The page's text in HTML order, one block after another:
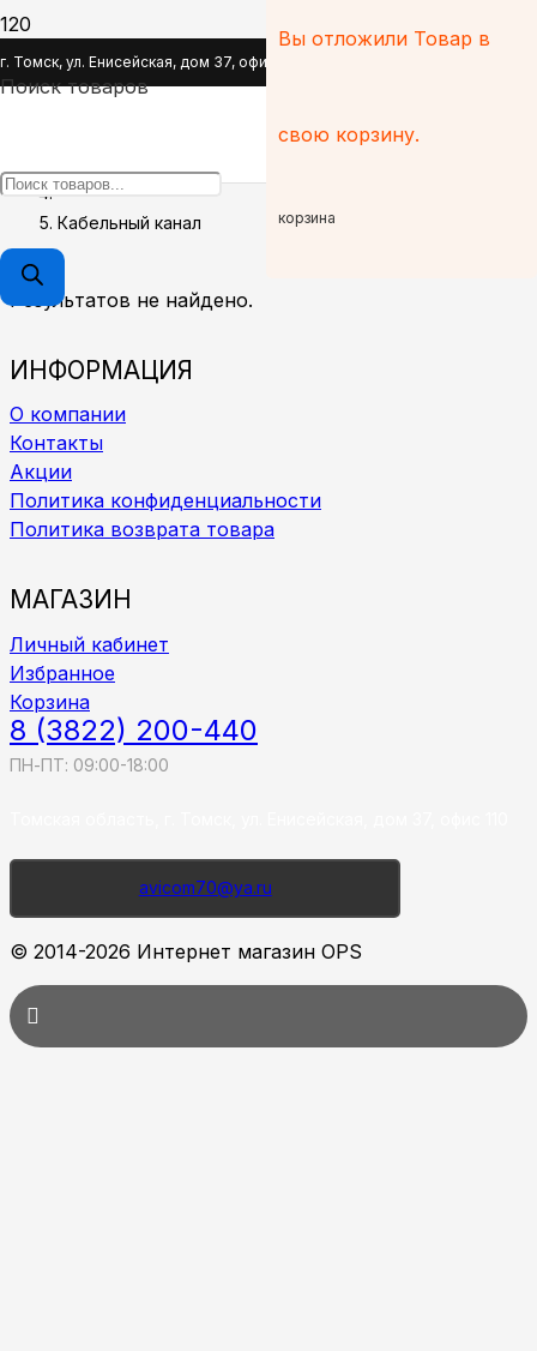
г. Томск, ул. Енисейская, дом 37, офис 110
Поиск товаров
Вы отложили Товар в
свою корзину.
корзина
Кабельный канал
Кабельный канал
Результатов не найдено.
ИНФОРМАЦИЯ
О компании
Контакты
Акции
Политика конфиденциальности
Политика возврата товара
МАГАЗИН
Личный кабинет
Избранное
Корзина
8 (3822) 200-440
ПН-ПТ: 09:00-18:00
avicom70@ya.ru
© 2014-2026 Интернет магазин OPS